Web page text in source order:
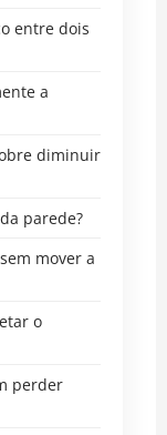
entre dois
a
diminuir
parede?
mover a
o
perder